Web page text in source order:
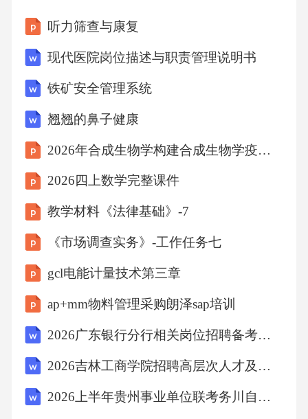
B、我有迷魂招不得，雄鸡一声天下白
C、人间四月芳菲尽，山寺桃花始盛开
D、飞蛾性趋炎，见火不见我，愤然自投掷
【答案】：CA项，意思为皎洁的月光掠过树
佛听见了蝉的鸣叫声。描述了喜鹊对月光的应
激反应，A项错误;B项，意思为我有迷失的魂
魄，无法召回，雄鸡一叫，天下大亮。描述了
喧嚣的尘世，四月份的时候百花都已凋谢，可
深山古寺之中的桃花才刚刚盛开。没有体现出
生物的应激反应，C项正确;D项，意思为飞蛾的
本性惯于趋向炎热，只能见到火而见不到自
听力筛查与康复
现代医院岗位描述与职责管理说明书
铁矿安全管理系统
翘翘的鼻子健康
2026年合成生物学构建合成生物学疫苗机器人配送平台
2026四上数学完整课件
教学材料《法律基础》-7
《市场调查实务》-工作任务七
gcl电能计量技术第三章
ap+mm物料管理采购朗泽sap培训
2026广东银行分行相关岗位招聘备考题库附参考答案详解（巩固）
2026吉林工商学院招聘高层次人才及博士人才67人备考题库及答案详解（真题汇编）
2026上半年贵州事业单位联考务川自治县招聘48人备考题库及答案详解（名校卷）